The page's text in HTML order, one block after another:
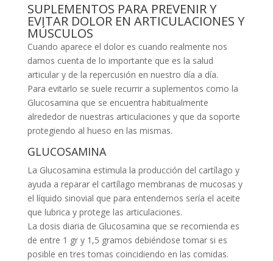
SUPLEMENTOS PARA PREVENIR Y
EVITAR DOLOR EN ARTICULACIONES Y
MÚSCULOS
Cuando aparece el dolor es cuando realmente nos
damos cuenta de lo importante que es la salud
articular y de la repercusión en nuestro día a día.
Para evitarlo se suele recurrir a suplementos como la
Glucosamina que se encuentra habitualmente
alrededor de nuestras articulaciones y que da soporte
protegiendo al hueso en las mismas.
GLUCOSAMINA
La Glucosamina estimula la producción del cartílago y
ayuda a reparar el cartílago membranas de mucosas y
el líquido sinovial que para entendernos sería el aceite
que lubrica y protege las articulaciones.
La dosis diaria de Glucosamina que se recomienda es
de entre 1 gr y 1,5 gramos debiéndose tomar si es
posible en tres tomas coincidiendo en las comidas.